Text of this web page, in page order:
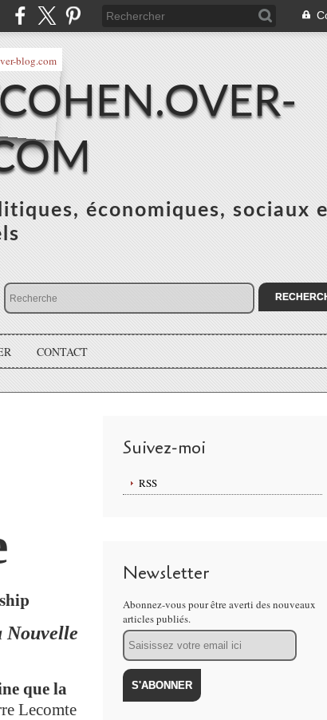
économiques, sociaux
CONTACT
que la
Lecomte
Suivez-moi
RSS
Newsletter
Abonnez-vous pour être averti des nouveaux
articles publiés.
Email